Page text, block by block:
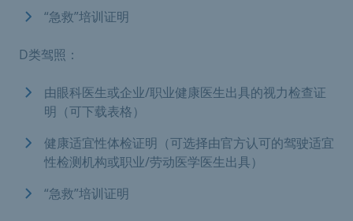
“急救”培训证明
D类驾照：
由眼科医生或企业/职业健康医生出具的视力检查证
明（可下载表格）
健康适宜性体检证明（可选择由官方认可的驾驶适宜
性检测机构或职业/劳动医学医生出具）
“急救”培训证明